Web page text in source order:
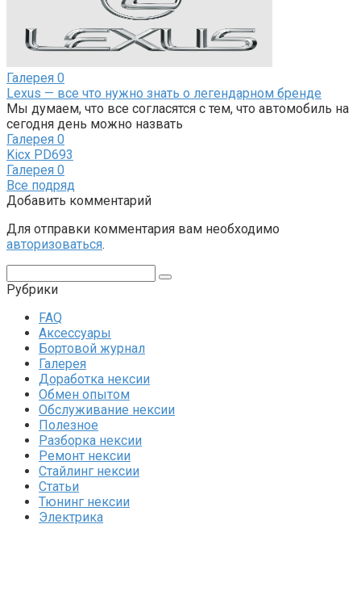
Галерея 0
Lexus — все что нужно знать о легендарном бренде
Мы думаем, что все согласятся с тем, что автомобиль на
сегодня день можно назвать
Галерея 0
Kicx PD693
Галерея 0
Все подряд
Добавить комментарий
Для отправки комментария вам необходимо
авторизоваться.
Рубрики
FAQ
Аксессуары
Бортовой журнал
Галерея
Доработка нексии
Обмен опытом
Обслуживание нексии
Полезное
Разборка нексии
Ремонт нексии
Стайлинг нексии
Статьи
Тюнинг нексии
Электрика